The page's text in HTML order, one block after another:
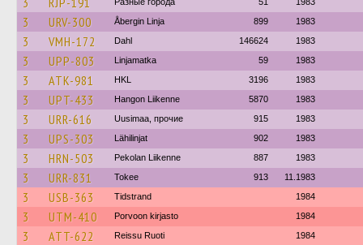
3 URV-300 Åbergin Linja 899 1983
3 VMH-172 Dahl 146624 1983
3 UPP-803 Linjamatka 59 1983
3 ATK-981 HKL 3196 1983
3 UPT-433 Hangon Liikenne 5870 1983
3 URR-616 Uusimaa, прочие 915 1983
3 UPS-303 Lähilinjat 902 1983
3 HRN-503 Pekolan Liikenne 887 1983
3 URR-831 Tokee 913 11.1983
3 USB-363 Tidstrand 1984
3 UTM-410 Porvoon kirjasto 1984
3 ATT-622 Reissu Ruoti 1984